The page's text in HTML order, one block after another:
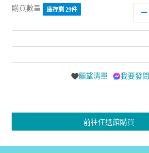
購買數量 庫存剩 29件
願望清單 我要發問
前往任選館購買